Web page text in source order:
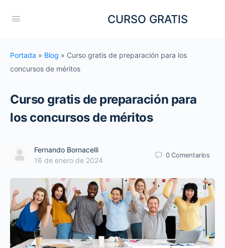
CURSO GRATIS
Portada » Blog » Curso gratis de preparación para los
concursos de méritos
Curso gratis de preparación para
los concursos de méritos
Fernando Bornacelli
16 de enero de 2024
0Comentarios